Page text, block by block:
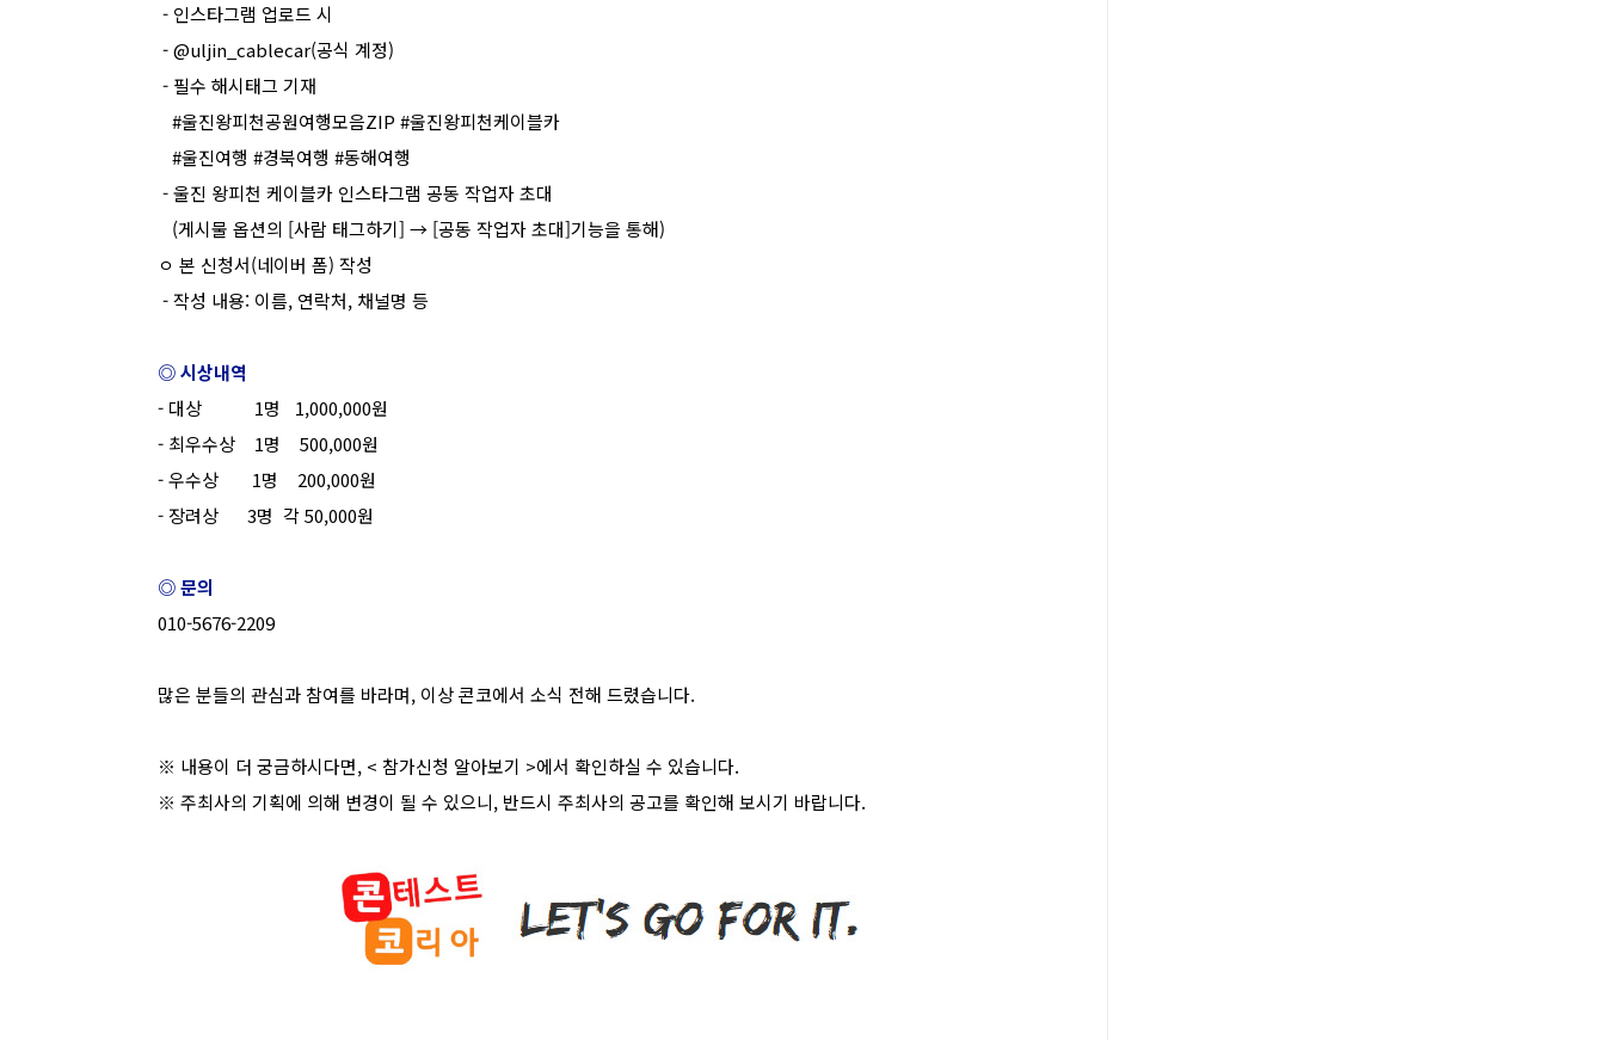
- 인스타그램 업로드 시
- @uljin_cablecar(공식 계정)
- 필수 해시태그 기재
#울진왕피천공원여행모음ZIP #울진왕피천케이블카
#울진여행 #경북여행 #동해여행
- 울진 왕피천 케이블카 인스타그램 공동 작업자 초대
(게시물 옵션의 [사람 태그하기] → [공동 작업자 초대]기능을 통해)
ㅇ 본 신청서(네이버 폼) 작성
- 작성 내용: 이름, 연락처, 채널명 등
◎ 시상내역
- 대상 1명 1,000,000원
- 최우수상 1명 500,000원
- 우수상 1명 200,000원
- 장려상 3명 각 50,000원
◎ 문의
010-5676-2209
많은 분들의 관심과 참여를 바라며, 이상 콘코에서 소식 전해 드렸습니다.
※ 내용이 더 궁금하시다면, < 참가신청 알아보기 >에서 확인하실 수 있습니다.
※ 주최사의 기획에 의해 변경이 될 수 있으니, 반드시 주최사의 공고를 확인해 보시기 바랍니다.